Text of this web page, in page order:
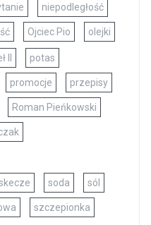
niepodległość
Ojciec Pio olejki
potas
promocje przepisy
Roman Pieńkowski
soda sól
szczepionka